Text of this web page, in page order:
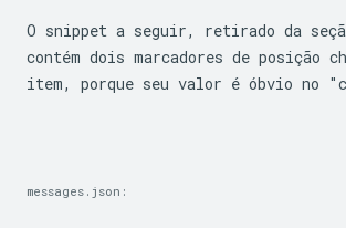
O snippet a seguir, retirado da
contém dois marcadores de posição
item, porque seu valor é óbvio no
messages.json: